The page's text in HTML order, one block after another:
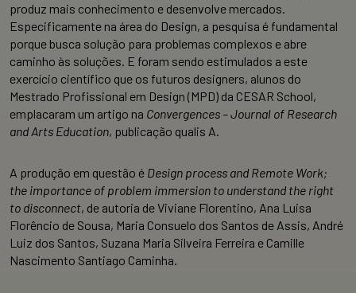
produz mais conhecimento e desenvolve mercados.
Especificamente na área do Design, a pesquisa é fundamental
porque busca solução para problemas complexos e abre
caminho às soluções. E foram sendo estimulados a este
exercício científico que os futuros designers, alunos do
Mestrado Profissional em Design (MPD) da CESAR School,
emplacaram um artigo na Convergences – Journal of Research
and Arts Education, publicação qualis A.
A produção em questão é Design process and Remote Work;
the importance of problem immersion to understand the right
to disconnect, de autoria de Viviane Florentino, Ana Luisa
Florêncio de Sousa, Maria Consuelo dos Santos de Assis, André
Luiz dos Santos, Suzana Maria Silveira Ferreira e Camille
Nascimento Santiago Caminha.